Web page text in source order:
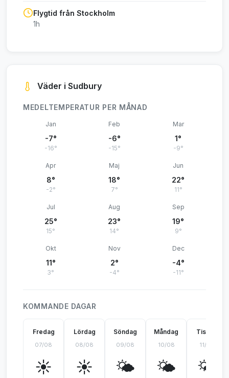
Flygtid från Stockholm
1h
Väder i Sudbury
MEDELTEMPERATUR PER MÅNAD
Jan
-7°
-16°
Feb
-6°
-15°
Mar
1°
-9°
Apr
8°
-2°
Maj
18°
7°
Jun
22°
11°
Jul
25°
15°
Aug
23°
14°
Sep
19°
9°
Okt
11°
3°
Nov
2°
-4°
Dec
-4°
-11°
KOMMANDE DAGAR
Fredag
07/08
☀️
Lördag
08/08
☀️
Söndag
09/08
🌤️
Måndag
10/08
🌤️
Tisdag
11/08
🌤️